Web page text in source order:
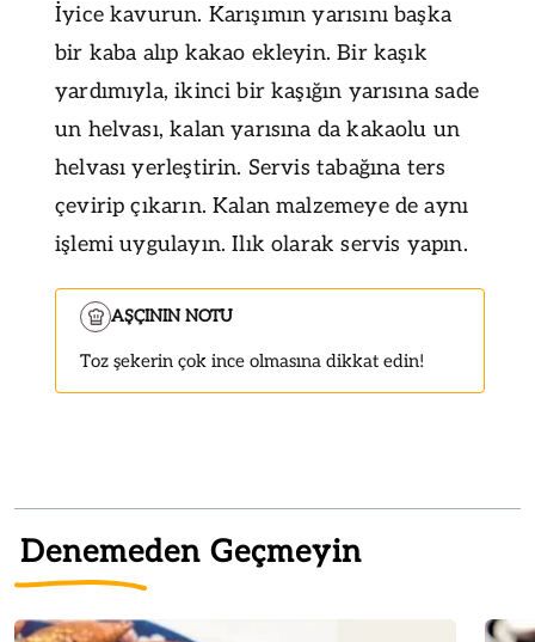
İyice kavurun. Karışımın yarısını başka
bir kaba alıp kakao ekleyin. Bir kaşık
yardımıyla, ikinci bir kaşığın yarısına sade
un helvası, kalan yarısına da kakaolu un
helvası yerleştirin. Servis tabağına ters
çevirip çıkarın. Kalan malzemeye de aynı
işlemi uygulayın. Ilık olarak servis yapın.
AŞÇININ NOTU
Toz şekerin çok ince olmasına dikkat edin!
Denemeden Geçmeyin